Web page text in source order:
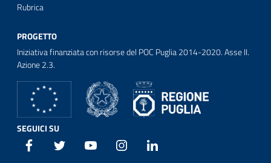
Rubrica
PROGETTO
Iniziativa finanziata con risorse del POC Puglia 2014-2020. Asse II.
Azione 2.3.
SEGUICI SU
Facebook Twitter Youtube Instagram